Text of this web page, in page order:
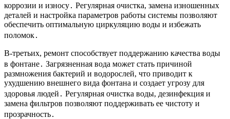
коррозии и износу․ Регулярная очистка, замена изношенных
деталей и настройка параметров работы системы позволяют
обеспечить оптимальную циркуляцию воды и избежать
поломок․
В-третьих, ремонт способствует поддержанию качества воды
в фонтане․ Загрязненная вода может стать причиной
размножения бактерий и водорослей, что приводит к
ухудшению внешнего вида фонтана и создает угрозу для
здоровья людей․ Регулярная очистка воды, дезинфекция и
замена фильтров позволяют поддерживать ее чистоту и
прозрачность․